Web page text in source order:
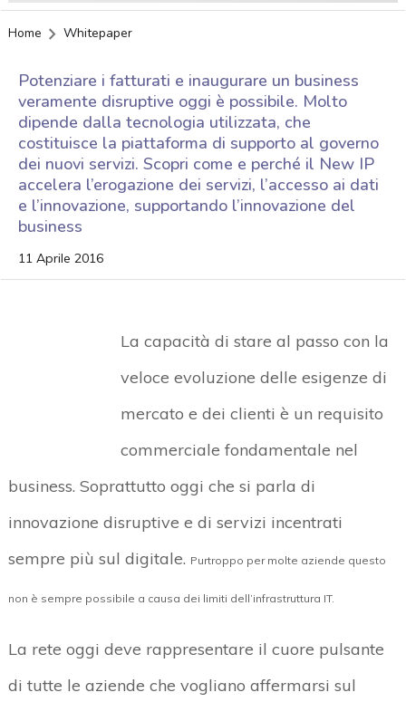
Home Whitepaper
Potenziare i fatturati e inaugurare un business
veramente disruptive oggi è possibile. Molto
dipende dalla tecnologia utilizzata, che
costituisce la piattaforma di supporto al governo
dei nuovi servizi. Scopri come e perché il New IP
accelera l’erogazione dei servizi, l’accesso ai dati
e l’innovazione, supportando l’innovazione del
business
11 Aprile 2016
La capacità di stare al passo con la
veloce evoluzione delle esigenze di
mercato e dei clienti è un requisito
commerciale fondamentale nel
business. Soprattutto oggi che si parla di
innovazione disruptive e di servizi incentrati
sempre più sul digitale. Purtroppo per molte aziende questo
non è sempre possibile a causa dei limiti dell’infrastruttura IT.
La rete oggi deve rappresentare il cuore pulsante
di tutte le aziende che vogliano affermarsi sul